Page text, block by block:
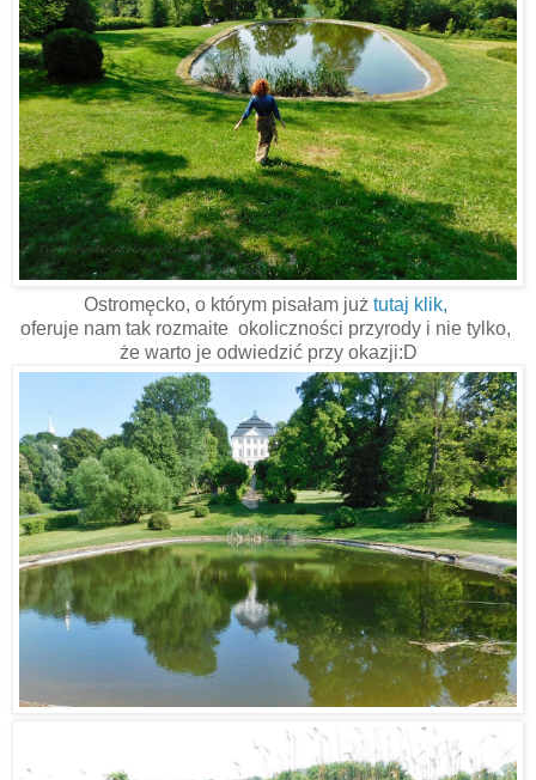
Ostromęcko, o którym pisałam już tutaj klik,
oferuje nam tak rozmaite okoliczności przyrody i nie tylko,
że warto je odwiedzić przy okazji:D